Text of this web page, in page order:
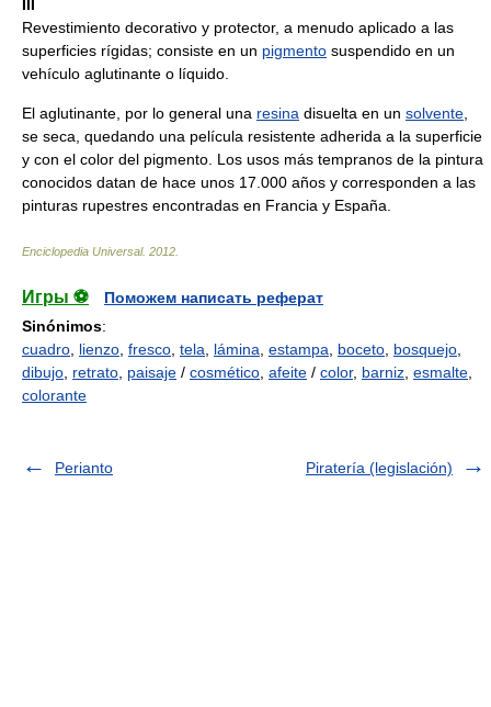
Revestimiento decorativo y protector, a menudo aplicado a las
superficies rígidas; consiste en un pigmento suspendido en un
vehículo aglutinante o líquido.
El aglutinante, por lo general una resina disuelta en un solvente
se seca, quedando una película resistente adherida a la superficie
y con el color del pigmento. Los usos más tempranos de la pintura
conocidos datan de hace unos 17.000 años y corresponden a las
pinturas rupestres encontradas en Francia y España.
Enciclopedia Universal. 2012
Игры ⚽
Поможем написать реферат
Sinónimos:
cuadro lienzo fresco tela lámina estampa boceto bosquejo
dibujo retrato paisaje / cosmético afeite / color, barniz esmalte
colorante
Perianto Piratería (legislación)